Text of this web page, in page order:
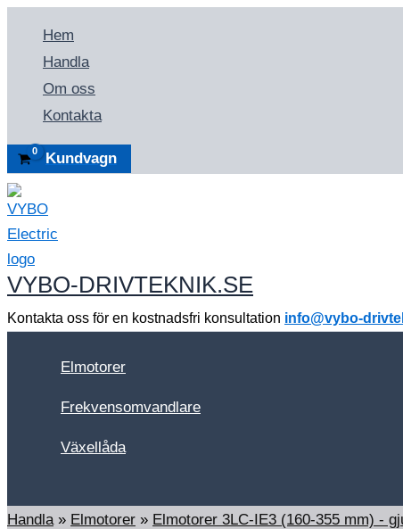
innehåll
Hem
Handla
Om oss
Kontakta
Kundvagn
VYBO-DRIVTEKNIK.SE
Kontakta oss för en kostnadsfri konsultation info@vybo-
Elmotorer
Frekvensomvandlare
Växellåda
Handla» Elmotorer » Elmotorer 3LC-IE3 (160-355 mm) -